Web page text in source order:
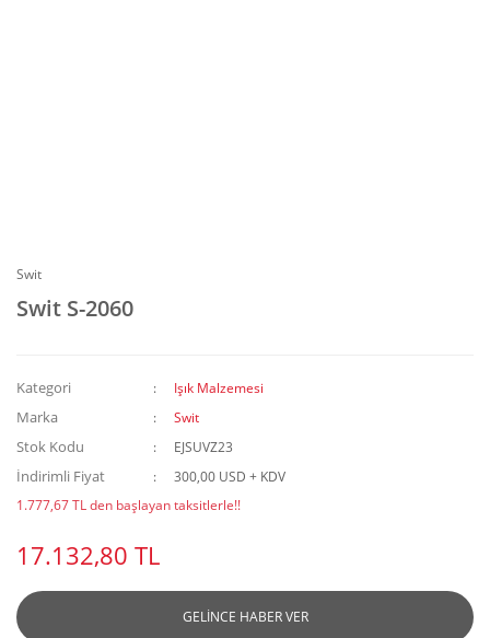
Swit
Swit S-2060
Kategori Işık Malzemesi
Marka Swit
Stok Kodu EJSUVZ23
İndirimli Fiyat
300,00 USD + KDV
1.777,67 TL den başlayan taksitlerle!!
17.132,80 TL
GELİNCE HABER VER